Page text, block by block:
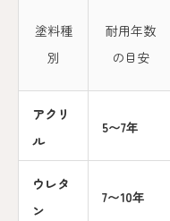
塗料種
別
耐用年数
の目安
アクリ
ル
5〜7年
ウレタ
ン
7〜10年